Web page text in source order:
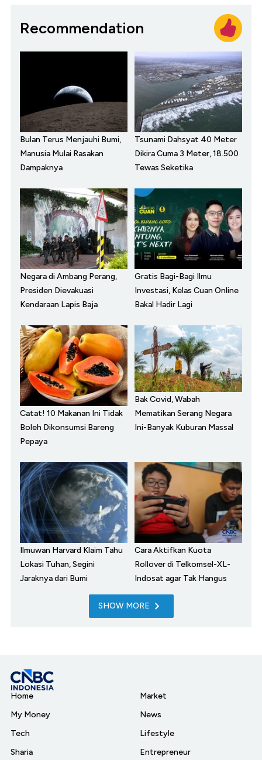
Recommendation
Bulan Terus Menjauhi Bumi,
Manusia Mulai Rasakan
Dampaknya
Tsunami Dahsyat 40 Meter
Dikira Cuma 3 Meter, 18.500
Tewas Seketika
Negara di Ambang Perang,
Presiden Dievakuasi
Kendaraan Lapis Baja
Gratis Bagi-Bagi Ilmu
Investasi, Kelas Cuan Online
Bakal Hadir Lagi
Catat! 10 Makanan Ini Tidak
Boleh Dikonsumsi Bareng
Pepaya
Bak Covid, Wabah
Mematikan Serang Negara
Ini-Banyak Kuburan Massal
Ilmuwan Harvard Klaim Tahu
Lokasi Tuhan, Segini
Jaraknya dari Bumi
Cara Aktifkan Kuota
Rollover di Telkomsel-XL-
Indosat agar Tak Hangus
SHOW MORE
Home
My Money
Tech
Sharia
Market
News
Lifestyle
Entrepreneur